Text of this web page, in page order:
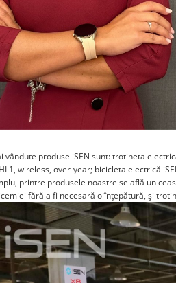
vândute produse iSEN sunt: trotineta
wireless, over-year; bicicleta electrică
printre produsele noastre se află un
fără a fi necesară o înţepătură, şi